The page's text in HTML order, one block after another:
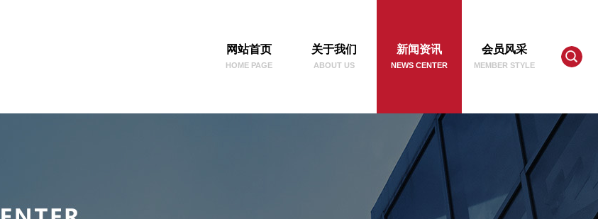
会员风采
MEMBER STYLE
新闻资讯
NEWS CENTER
关于我们
ABOUT US
网站首页
HOME PAGE